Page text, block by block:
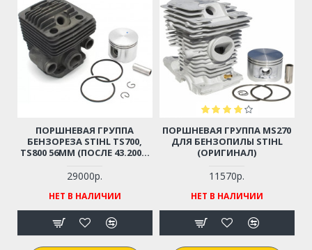
ПОРШНЕВАЯ ГРУППА
БЕНЗОРЕЗА STIHL TS700,
TS800 56ММ (ПОСЛЕ 43.2007)
29000р.
НЕТ В НАЛИЧИИ
ПОРШНЕВАЯ ГРУППА MS270
ДЛЯ БЕНЗОПИЛЫ STIHL
(ОРИГИНАЛ)
11570р.
НЕТ В НАЛИЧИИ